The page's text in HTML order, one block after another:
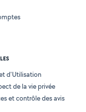
d'Utilisation
de la vie privée
et contrôle des avis